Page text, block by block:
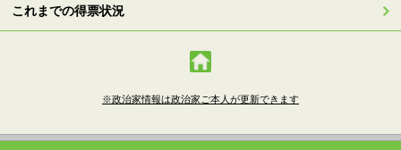
これまでの得票状況
※政治家情報は政治家ご本人が更新できます